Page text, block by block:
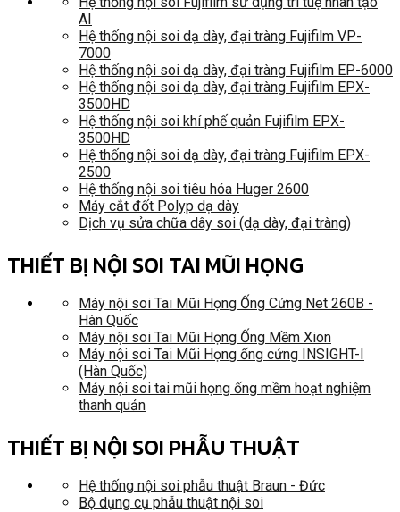
AI
Hệ thống nội soi dạ dày, đại tràng Fujifilm VP-
7000
Hệ thống nội soi dạ dày, đại tràng Fujifilm EP-6000
Hệ thống nội soi dạ dày, đại tràng Fujifilm EPX-
3500HD
Hệ thống nội soi khí phế quản Fujifilm EPX-
3500HD
Hệ thống nội soi dạ dày, đại tràng Fujifilm EPX-
2500
Hệ thống nội soi tiêu hóa Huger 2600
Máy cắt đốt Polyp dạ dày
Dịch vụ sửa chữa dây soi (dạ dày, đại tràng)
THIẾT BỊ NỘI SOI TAI MŨI HỌNG
Máy nội soi Tai Mũi Họng Ống Cứng Net 260B -
Hàn Quốc
Máy nội soi Tai Mũi Họng Ống Mềm Xion
Máy nội soi Tai Mũi Họng ống cứng INSIGHT-I
(Hàn Quốc)
Máy nội soi tai mũi họng ống mềm hoạt nghiệm
thanh quản
THIẾT BỊ NỘI SOI PHẪU THUẬT
Hệ thống nội soi phẫu thuật Braun - Đức
Bộ dụng cụ phẫu thuật nội soi